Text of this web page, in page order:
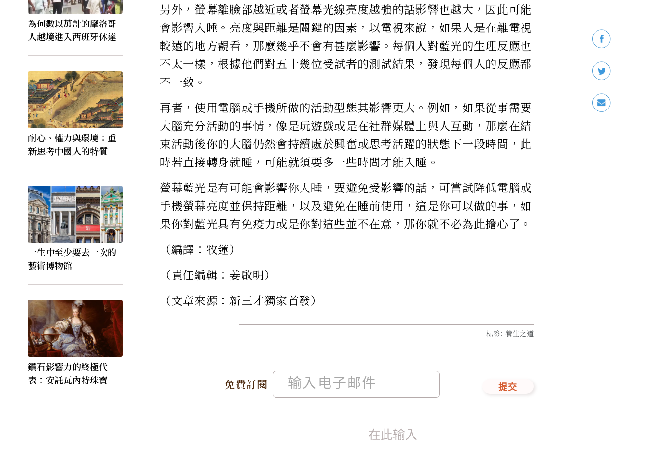
為何數以萬計的摩洛哥
人越境進入西班牙休達
耐心、權力與環境：重
新思考中國人的特質
一生中至少要去一次的
藝術博物館
鑽石影響力的終極代
表：安託瓦內特珠寶
另外，螢幕離臉部越近或者螢幕光線亮度越強的話影響也越大，因此可能
會影響入睡。亮度與距離是關鍵的因素，以電視來說，如果人是在離電視
較遠的地方觀看，那麼幾乎不會有甚麼影響。每個人對藍光的生理反應也
不太一樣，根據他們對五十幾位受試者的測試結果，發現每個人的反應都
不一致。
再者，使用電腦或手機所做的活動型態其影響更大。例如，如果從事需要
大腦充分活動的事情，像是玩遊戲或是在社群媒體上與人互動，那麼在結
束活動後你的大腦仍然會持續處於興奮或思考活躍的狀態下一段時間，此
時若直接轉身就睡，可能就須要多一些時間才能入睡。
螢幕藍光是有可能會影響你入睡，要避免受影響的話，可嘗試降低電腦或
手機螢幕亮度並保持距離，以及避免在睡前使用，這是你可以做的事，如
果你對藍光具有免疫力或是你對這些並不在意，那你就不必為此擔心了。
（編譯：牧蓮）
（責任編輯：姜啟明）
（文章來源：新三才獨家首發）
免費訂閱 提交
标签: 養生之道